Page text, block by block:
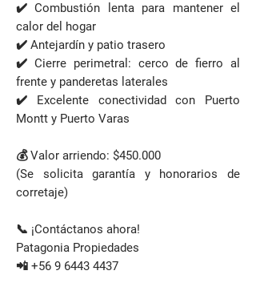
✔️ Combustión lenta para mantener el
calor del hogar
✔️ Antejardín y patio trasero
✔️ Cierre perimetral: cerco de fierro al
frente y panderetas laterales
✔️ Excelente conectividad con Puerto
Montt y Puerto Varas
💰 Valor arriendo: $450.000
(Se solicita garantía y honorarios de
corretaje)
📞 ¡Contáctanos ahora!
Patagonia Propiedades
📲 +56 9 6443 4437